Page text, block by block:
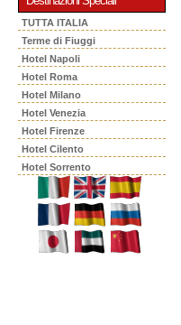
TUTTA ITALIA
Terme di Fiuggi
Hotel Napoli
Hotel Roma
Hotel Milano
Hotel Venezia
Hotel Firenze
Hotel Cilento
Hotel Sorrento